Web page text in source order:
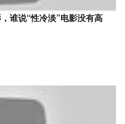
谁说“性冷淡”电影没有高